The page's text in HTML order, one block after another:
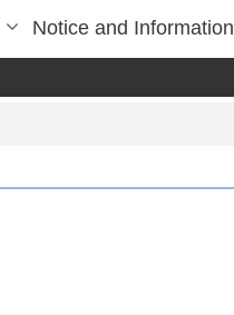
Notice and Information